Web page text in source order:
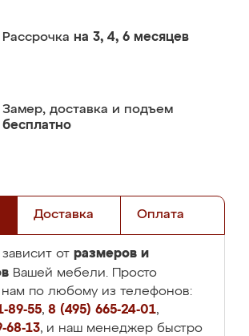
Рассрочка на 3, 4, 6 месяцев
Замер, доставка и подъем
бесплатно
Доставка Оплата
от размеров и
Вашей мебели. Просто
нам по любому из телефонов:
89-55, 8 (495) 665-24-01,
68-13, и наш менеджер быстро